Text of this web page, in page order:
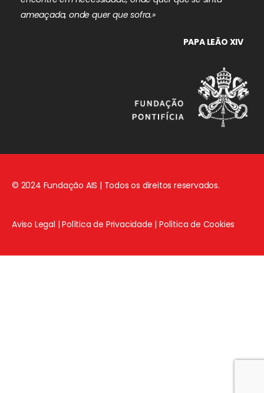
ameaçada, onde quer que sofra.»
PAPA LEÃO XIV
© 2024 Fundação AIS | Todos os direitos reservados.
Aviso Legal |Política de Privacidade |Política de Cookies